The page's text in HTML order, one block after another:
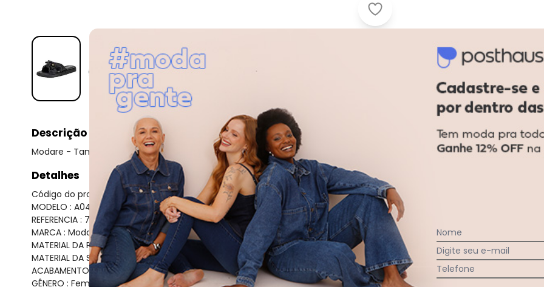
Modare - Tamanco Feminino Flat
Descrição
Modare - Tamanco Feminino Flat Modare 7208101 - Preto
Detalhes
Código do produto: 24180977
MODELO : A0447281
REFERENCIA : 7208101
MARCA : Modare
MATERIAL DA PALMILHA : Ultracomfy- Palmilha ultramacia que acomoda o pé de forma anatômica.
MATERIAL DA SOLA : Borracha
ACABAMENTO : Colado/Costurado
GÊNERO : Female
Nome
Digite seu e-mail
Telefone